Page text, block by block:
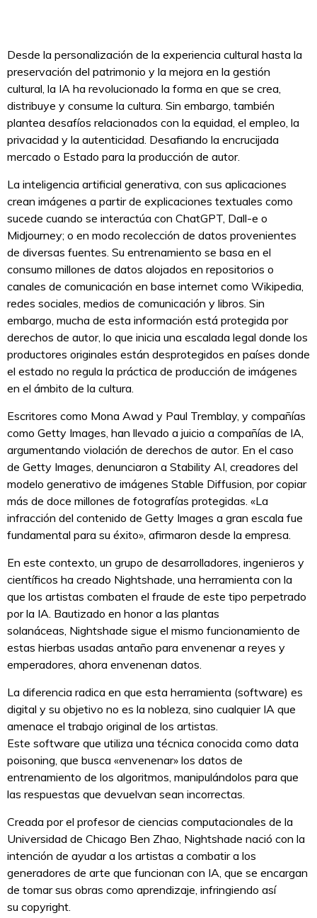
Desde la personalización de la experiencia cultural hasta la
preservación del patrimonio y la mejora en la gestión
cultural, la IA ha revolucionado la forma en que se crea,
distribuye y consume la cultura. Sin embargo, también
plantea desafíos relacionados con la equidad, el empleo, la
privacidad y la autenticidad. Desafiando la encrucijada
mercado o Estado para la producción de autor.
La inteligencia artificial generativa, con sus aplicaciones
crean imágenes a partir de explicaciones textuales como
sucede cuando se interactúa con ChatGPT, Dall-e o
Midjourney; o en modo recolección de datos provenientes
de diversas fuentes. Su entrenamiento se basa en el
consumo millones de datos alojados en repositorios o
canales de comunicación en base internet como Wikipedia,
redes sociales, medios de comunicación y libros. Sin
embargo, mucha de esta información está protegida por
derechos de autor, lo que inicia una escalada legal donde los
productores originales están desprotegidos en países donde
el estado no regula la práctica de producción de imágenes
en el ámbito de la cultura.
Escritores como Mona Awad y Paul Tremblay, y compañías
como Getty Images, han llevado a juicio a compañías de IA,
argumentando violación de derechos de autor. En el caso
de Getty Images, denunciaron a Stability AI, creadores del
modelo generativo de imágenes Stable Diffusion, por copiar
más de doce millones de fotografías protegidas. «La
infracción del contenido de Getty Images a gran escala fue
fundamental para su éxito», afirmaron desde la empresa.
En este contexto, un grupo de desarrolladores, ingenieros y
científicos ha creado Nightshade, una herramienta con la
que los artistas combaten el fraude de este tipo perpetrado
por la IA. Bautizado en honor a las plantas
solanáceas, Nightshade sigue el mismo funcionamiento de
estas hierbas usadas antaño para envenenar a reyes y
emperadores, ahora envenenan datos.
La diferencia radica en que esta herramienta (software) es
digital y su objetivo no es la nobleza, sino cualquier IA que
amenace el trabajo original de los artistas.
Este software que utiliza una técnica conocida como data
poisoning, que busca «envenenar» los datos de
entrenamiento de los algoritmos, manipulándolos para que
las respuestas que devuelvan sean incorrectas.
Creada por el profesor de ciencias computacionales de la
Universidad de Chicago Ben Zhao, Nightshade nació con la
intención de ayudar a los artistas a combatir a los
generadores de arte que funcionan con IA, que se encargan
de tomar sus obras como aprendizaje, infringiendo así
su copyright.